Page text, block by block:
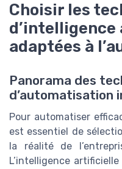
Choisir les
adaptées à
Panorama des
d’automatisation
Pour automatiser
est essentiel de
la réalité de
L’intelligence